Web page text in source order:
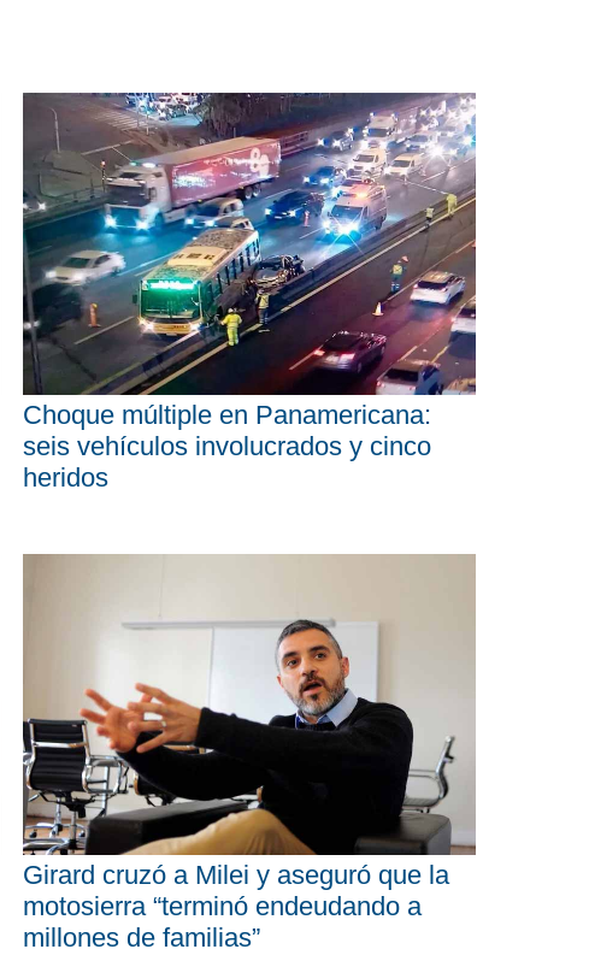
Choque múltiple en Panamericana:
seis vehículos involucrados y cinco
heridos
Girard cruzó a Milei y aseguró que la
motosierra “terminó endeudando a
millones de familias”